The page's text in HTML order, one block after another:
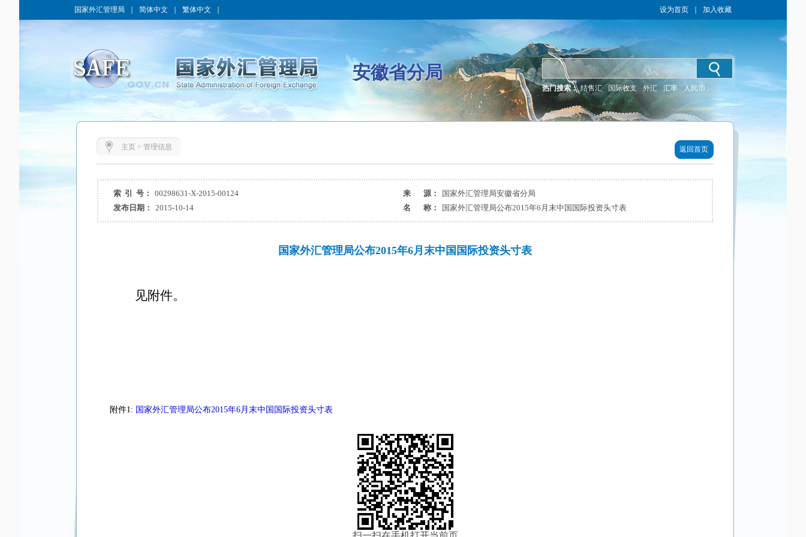
国家外汇管理局 简体中文 繁体中文 设为首页 加入收藏
安徽省分局
热门搜索： 结售汇 国际收支 外汇 汇率 人民币
主页> 管理信息 返回首页
索 引 号： 00298631-X-2015-00124 来 源：
国家外汇管理局安徽省分局
发布日期：
2015-10-14 名 称： 国家外汇管理局公布2015年6月末中国国际投资头寸表
国家外汇管理局公布2015年6月末中国国际投资头寸表
见附件。
附件1: 国家外汇管理局公布2015年6月末中国国际投资头寸表